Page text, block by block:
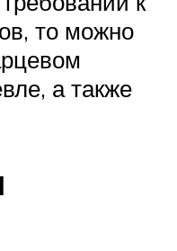
то можно
а также